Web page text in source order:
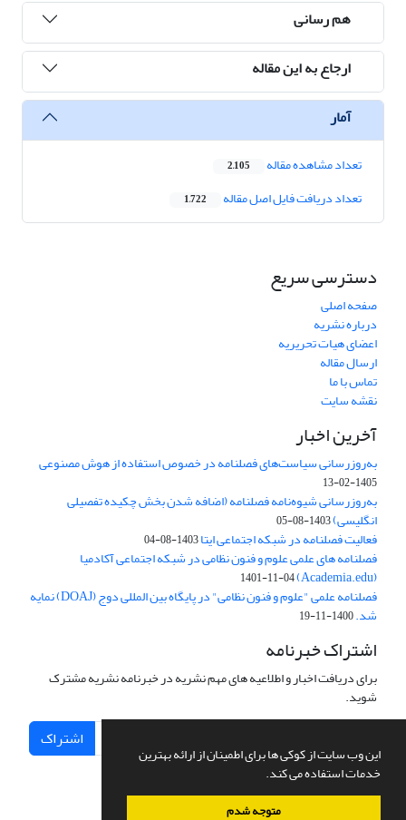
این وب سایت از کوکی ها برای اطمینان از ارائه بهترین
خدمات استفاده می کند.
متوجه شدم
هم رسانی
ارجاع به این مقاله
آمار
تعداد مشاهده مقاله 2,105
تعداد دریافت فایل اصل مقاله 1,722
دسترسی سریع
صفحه اصلی
درباره نشریه
اعضای هیات تحریریه
ارسال مقاله
تماس با ما
نقشه سایت
آخرین اخبار
به‌روزرسانی سیاست‌های فصلنامه در خصوص استفاده از هوش مصنوعی
1405-02-13
به‌روزرسانی شیوه‌نامه فصلنامه (اضافه شدن بخش چکیده تفصیلی
انگلیسی)1403-08-05
فعالیت فصلنامه در شبکه اجتماعی ایتا1403-08-04
فصلنامه های علمی علوم و فنون نظامی در شبکه اجتماعی آکادمیا
(Academia.edu)
1401-11-04
فصلنامه علمی "علوم و فنون نظامی" در پایگاه بین المللی دوج (DOAJ) نمایه
شد.1400-11-19
اشتراک خبرنامه
برای دریافت اخبار و اطلاعیه های مهم نشریه در خبرنامه نشریه مشترک
شوید.
اشتراک